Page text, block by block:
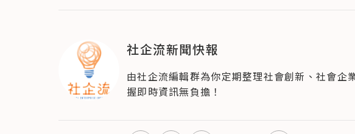
社企流新聞快報
由社企流編輯群為你定期整理社會創新、社會企
握即時資訊無負擔！